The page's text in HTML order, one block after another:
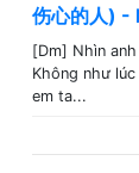
伤心的人) -
[Dm] Nhìn
Không như
em ta...